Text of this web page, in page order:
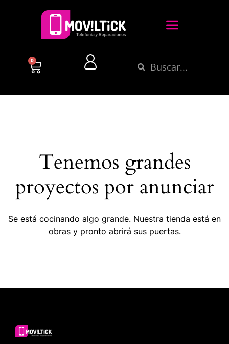
0
Tenemos grandes
proyectos por anunciar
Se está cocinando algo grande. Nuestra tienda está en
obras y pronto abrirá sus puertas.